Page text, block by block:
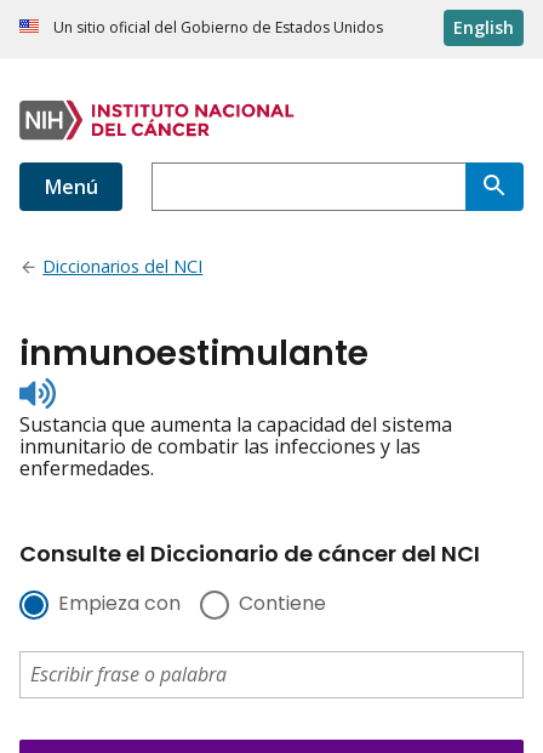
Un sitio oficial del Gobierno de Estados Unidos English
Menú
Diccionarios del NCI
inmunoestimulante
Listen
to
pronunciation
Sustancia que aumenta la capacidad del sistema
inmunitario de combatir las infecciones y las
enfermedades.
Consulte el Diccionario de cáncer del NCI
Empieza con Contiene